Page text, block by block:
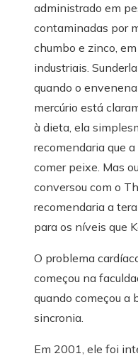
administrado em
contaminadas por
chumbo e zinco,
industriais.
quando o
mercúrio está
à dieta, ela
recomendaria que
comer peixe. Mas
conversou com o
recomendaria a
para os níveis que
O problema
começou na
quando começou a
sincronia.
Em 2001, ele foi